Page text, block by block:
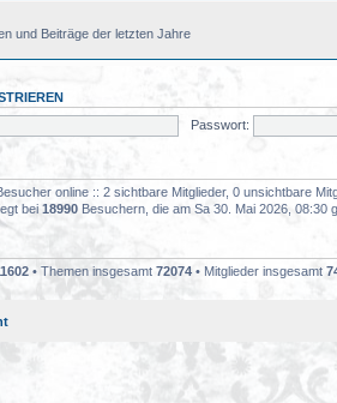
und Beiträge der letzten Jahre
Passwort:
online :: 2 sichtbare Mitglieder, 0 unsichtbare
bei 18990 Besuchern, die am Sa 30. Mai 2026, 08:30
• Themen insgesamt 72074 • Mitglieder insgesamt